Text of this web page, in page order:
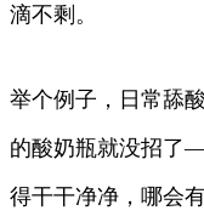
滴不剩。
举个例子，日常舔
的酸奶瓶就没招了
得干干净净，哪会